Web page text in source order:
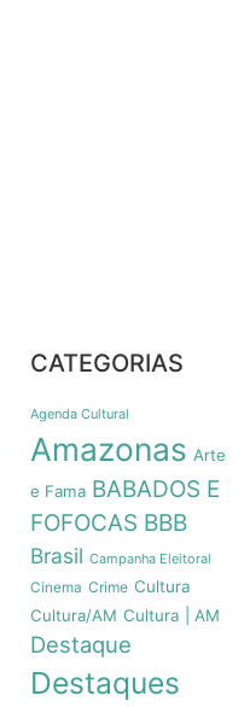
CATEGORIAS
Agenda Cultural
Amazonas Arte
e Fama BABADOS E
FOFOCAS BBB
Brasil Campanha Eleitoral
Cinema Crime Cultura
Cultura/AM Cultura | AM
Destaque
Destaques